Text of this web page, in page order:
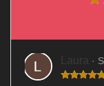
Laura ·